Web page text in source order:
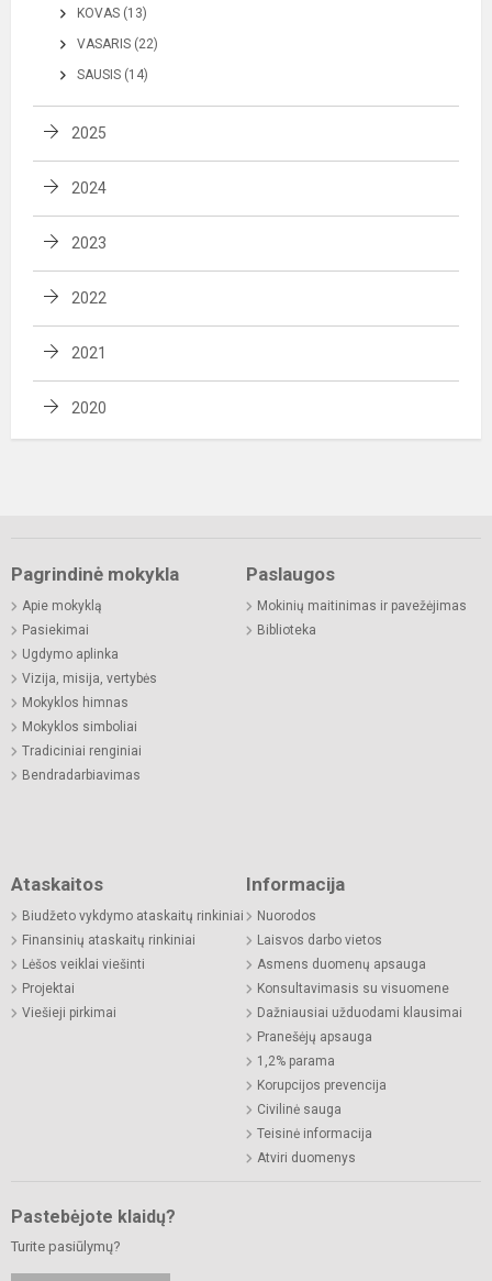
KOVAS (13)
VASARIS (22)
SAUSIS (14)
2025
2024
2023
2022
2021
2020
Pagrindinė mokykla
Apie mokyklą
Pasiekimai
Ugdymo aplinka
Vizija, misija, vertybės
Mokyklos himnas
Mokyklos simboliai
Tradiciniai renginiai
Bendradarbiavimas
Paslaugos
Mokinių maitinimas ir pavežėjimas
Biblioteka
Ataskaitos
Biudžeto vykdymo ataskaitų rinkiniai
Finansinių ataskaitų rinkiniai
Lėšos veiklai viešinti
Projektai
Viešieji pirkimai
Informacija
Nuorodos
Laisvos darbo vietos
Asmens duomenų apsauga
Konsultavimasis su visuomene
Dažniausiai užduodami klausimai
Pranešėjų apsauga
1,2% parama
Korupcijos prevencija
Civilinė sauga
Teisinė informacija
Atviri duomenys
Pastebėjote klaidų?
Turite pasiūlymų?